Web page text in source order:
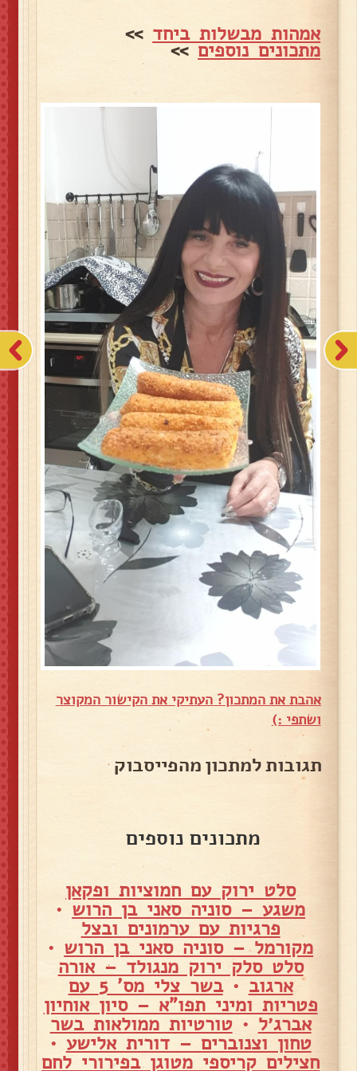
אמהות מבשלות ביחד >>
מתכונים נוספים>>
אהבת את המתכון? העתיקי את הקישור המקוצר
ושתפי :)
תגובות למתכון מהפייסבוק
מתכונים נוספים
סלט ירוק עם חמוציות ופקאן
משגע – סוניה סאני בן הרוש •
פרגיות עם ערמונים ובצל
מקורמל – סוניה סאני בן הרוש •
סלט סלק ירוק מנגולד – אורה
ארגוב • בשר צלי מס' 5 עם
פטריות ומיני תפו"א – סיון אוחיון
אברג׳ל •טורטיות ממולאות בשר
טחון וצנוברים – דורית אלישע •
חצילים קריספי מטוגן בפירורי לחם